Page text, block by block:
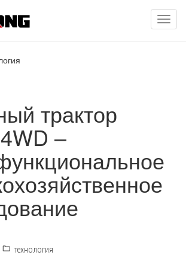
трактор
–
технология